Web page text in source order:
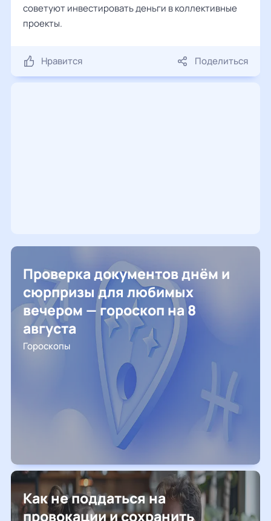
советуют инвестировать деньги в коллективные
проекты.
Нравится Поделиться
Проверка документов днём и
сюрпризы для любимых
вечером — гороскоп на 8
августа
Гороскопы
Как не поддаться на
провокации и сохранить